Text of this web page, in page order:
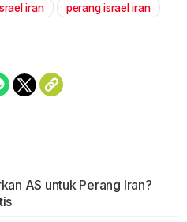
iran perang israel iran
AS untuk Perang Iran?